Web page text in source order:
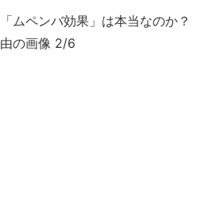
ムペンバ効果」は本当なのか？
の画像 2/6